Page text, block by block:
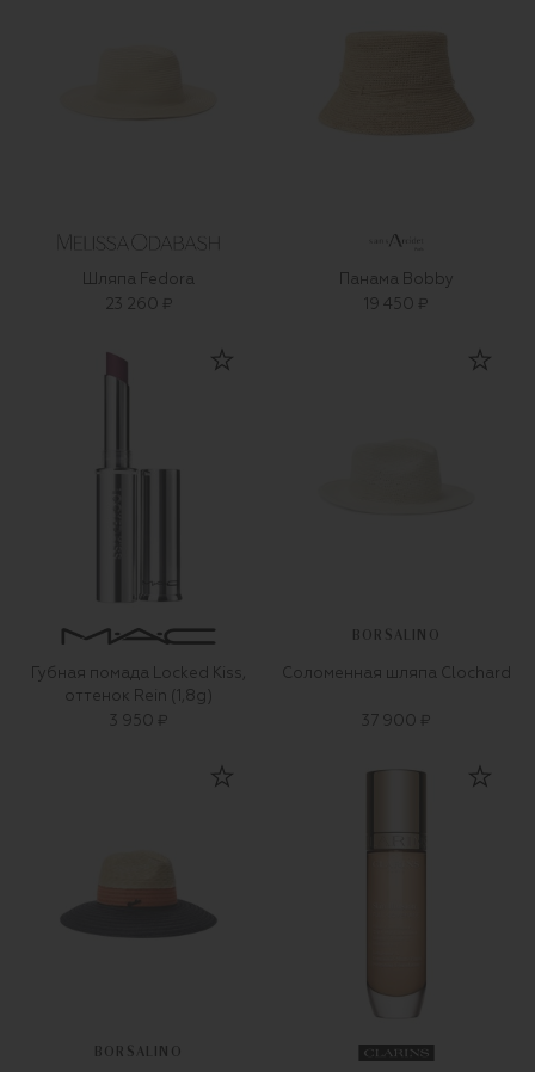
Шляпа Fedora
23 260 ₽
Панама Bobby
19 450 ₽
Губная помада Locked Kiss,
оттенок Rein (1,8g)
3 950 ₽
BORSALINO
Соломенная шляпа Clochard
37 900 ₽
BORSALINO